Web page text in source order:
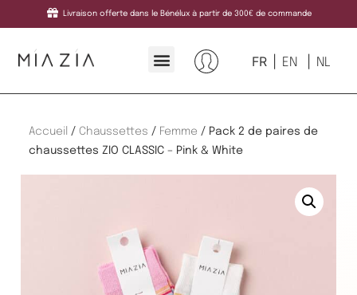
Livraison offerte dans le Bénélux à partir de 300€ de commande
FR EN NL
Accueil / Chaussettes / Femme / Pack 2 de paires de
chaussettes ZIO CLASSIC – Pink & White